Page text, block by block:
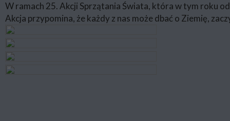
W ramach 25. Akcji Sprzątania Świata, która w tym roku
Akcja przypomina, że każdy z nas może dbać o Ziemię,